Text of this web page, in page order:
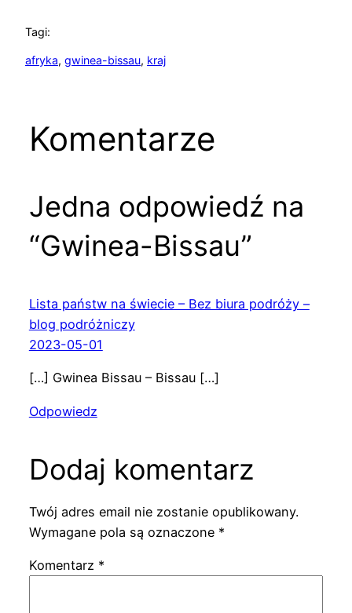
Tagi:
afryka, gwinea-bissau, kraj
Komentarze
Jedna odpowiedź na
“Gwinea-Bissau”
Lista państw na świecie – Bez biura podróży –
blog podróżniczy
2023-05-01
[…] Gwinea Bissau – Bissau […]
Odpowiedz
Dodaj komentarz
Twój adres email nie zostanie opublikowany.
Wymagane pola są oznaczone *
Komentarz *